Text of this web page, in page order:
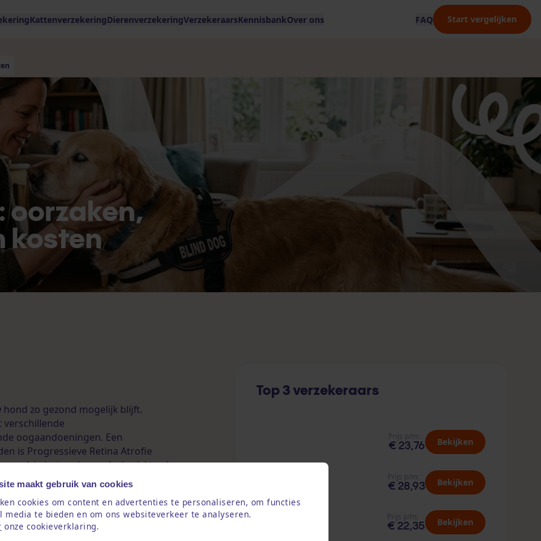
maakt gebruik van cookies
cookies om content en advertenties te personaliseren, om functies
media te bieden en om ons websiteverkeer te analyseren.
onze cookieverklaring.
KattenverzekeringDierenverzekeringVerzekeraarsKennisbankOver ons FAQ Start vergelijken
oorzaken,
kosten
zo gezond mogelijk blijft.
verschillende
oogaandoeningen. Een
is Progressieve Retina Atrofie
merk je het vaak pas als de ziekte al
wat deze oogziekte bij honden
en waarom een tijdige diagnose
Top 3 verzekeraars
Prijs p/m:
€ 23,76 Bekijken
Prijs p/m:
€ 28,93 Bekijken
Prijs p/m:
€ 22,35 Bekijken